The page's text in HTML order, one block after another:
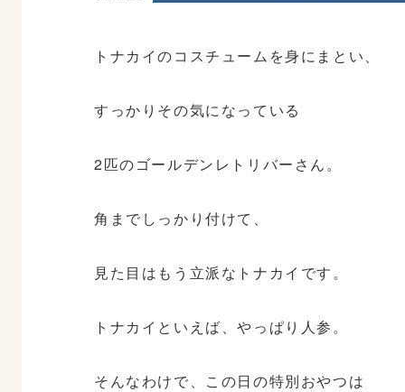
トナカイのコスチュームを身にまとい、
すっかりその気になっている
2匹のゴールデンレトリバーさん。
角までしっかり付けて、
見た目はもう立派なトナカイです。
トナカイといえば、やっぱり人参。
そんなわけで、この日の特別おやつは